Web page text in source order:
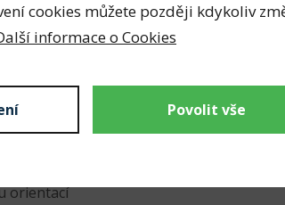
k celé
orientací
cookies můžete později kdykoliv
informace o Cookies
Povolit vše